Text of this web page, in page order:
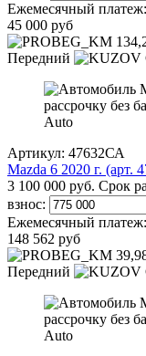
Ежемесячный платеж:
45 000 руб
Передний
Артикул: 47632СА
Mazda 6 2020 г. (арт.
3 100 000 руб. Срок
взнос:
Ежемесячный платеж:
148 562 руб
Передний